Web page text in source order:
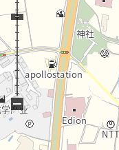
・一边烹调，一边
・有窗，容易换空
・从属于储藏室，并
的居住空间
▼周边环境
・MAXVALU春日井
・药品杉山坂下商店
・春日井市立坂下小
−